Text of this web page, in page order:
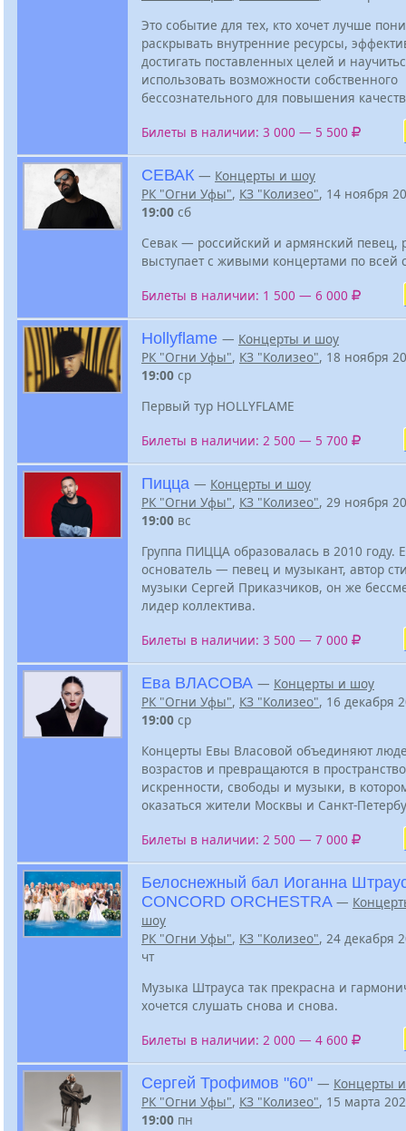
Это событие для тех, кто хочет лучше
раскрывать внутренние ресурсы,
достигать поставленных целей и
использовать возможности собственного
бессознательного для повышения
Билеты в наличии: 3 000 — 5 500
СЕВАК — Концерты и шоу
РК "Огни Уфы", КЗ "Колизео", 14 ноября
19:00 сб
Севак — российский и армянский певец,
выступает с живыми концертами по всей
Билеты в наличии: 1 500 — 6 000
Hollyflame — Концерты и шоу
РК "Огни Уфы", КЗ "Колизео", 18 ноября
19:00 ср
Первый тур HOLLYFLAME
Билеты в наличии: 2 500 — 5 700
Пицца — Концерты и шоу
РК "Огни Уфы", КЗ "Колизео", 29 ноября
19:00 вс
Группа ПИЦЦА образовалась в 2010 году.
основатель — певец и музыкант, автор
музыки Сергей Приказчиков, он же
лидер коллектива.
Билеты в наличии: 3 500 — 7 000
Ева ВЛАСОВА — Концерты и шоу
РК "Огни Уфы", КЗ "Колизео", 16 декабря
19:00 ср
Концерты Евы Власовой объединяют
возрастов и превращаются в пространство
искренности, свободы и музыки, в
оказаться жители Москвы и Санкт-
Билеты в наличии: 2 500 — 7 000
Белоснежный бал Иоганна
CONCORD ORCHESTRA —
шоу
РК "Огни Уфы", КЗ "Колизео", 24 декабря
чт
Музыка Штрауса так прекрасна и
хочется слушать снова и снова.
Билеты в наличии: 2 000 — 4 600
Сергей Трофимов "60" — Концерты
РК "Огни Уфы", КЗ "Колизео", 15 марта
19:00 пн